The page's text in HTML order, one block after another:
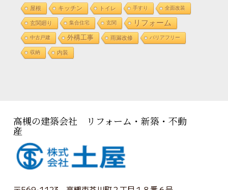
屋根 キッチン トイレ 手すり 全面改装
玄関廻り 集合住宅 玄関 リフォーム
中古戸建 外構工事 雨漏改修 バリアフリー
収納 内装
高槻の建築会社 リフォーム・新築・不動
産